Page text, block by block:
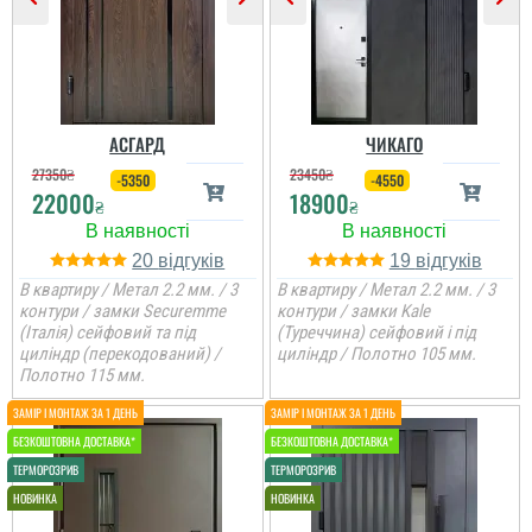
Оля
Велике дякую
менеджеру Віталію за
пораду у виборі дверей,
порадив доплатити
більше і взяти
достойний варіант для
квартири. ...
АСГАРД
27350₴
22000₴
-5350
20
В квартиру / Метал 2.2 мм. / 3
контури / замки Securemme
(Італія) сейфовий та під
циліндр (перекодований) /
Полотно 115 мм.
ЧИКАГО
23450₴
18900₴
-4550
19
В квартиру / Метал 2.2 мм. / 3
контури / замки Kale
(Туреччина) сейфовий і під
циліндр / Полотно 105 мм.